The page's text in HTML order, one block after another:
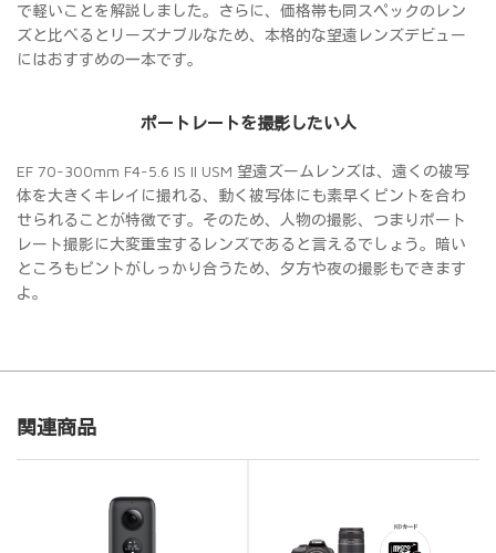
で軽いことを解説しました。さらに、価格帯も同スペックのレン
ズと比べるとリーズナブルなため、本格的な望遠レンズデビュー
にはおすすめの一本です。
ポートレートを撮影したい人
EF 70-300mm F4-5.6 IS II USM 望遠ズームレンズは、遠くの被写
体を大きくキレイに撮れる、動く被写体にも素早くピントを合わ
せられることが特徴です。そのため、人物の撮影、つまりポート
レート撮影に大変重宝するレンズであると言えるでしょう。暗い
ところもピントがしっかり合うため、夕方や夜の撮影もできます
よ。
関連商品